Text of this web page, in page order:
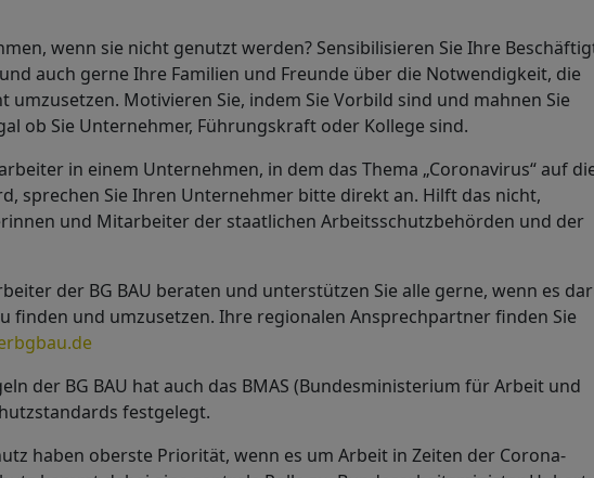
wenn sie nicht genutzt werden? Sensibilisieren Sie Ihre
auch gerne Ihre Familien und Freunde über die Notwendigkeit, die
umzusetzen. Motivieren Sie, indem Sie Vorbild sind und mahnen Sie
ob Sie Unternehmer, Führungskraft oder Kollege sind.
in einem Unternehmen, in dem das Thema „Coronavirus“ auf
sprechen Sie Ihren Unternehmer bitte direkt an. Hilft das nicht,
und Mitarbeiter der staatlichen Arbeitsschutzbehörden und der
der BG BAU beraten und unterstützen Sie alle gerne, wenn es
finden und umzusetzen. Ihre regionalen Ansprechpartner finden Sie
der BG BAU hat auch das BMAS (Bundesministerium für Arbeit und
festgelegt.
haben oberste Priorität, wenn es um Arbeit in Zeiten der Corona-